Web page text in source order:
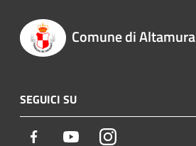
Comune di Altamura
SEGUICI SU
Facebook YoutubeInstagram